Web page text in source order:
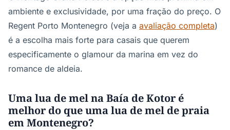
ambiente e exclusividade, por uma fração do preço. O
Regent Porto Montenegro (veja a avaliação completa)
é a escolha mais forte para casais que querem
especificamente o glamour da marina em vez do
romance de aldeia.
Uma lua de mel na Baía de Kotor é
melhor do que uma lua de mel de praia
em Montenegro?